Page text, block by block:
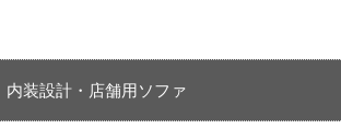
内装設計・店舗用ソファ